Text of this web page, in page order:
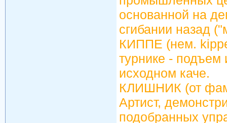
основанной на
сгибании назад
КИППЕ (нем.
турнике - подъем
исходном каче.
КЛИШНИК (от
Артист,
подобранных